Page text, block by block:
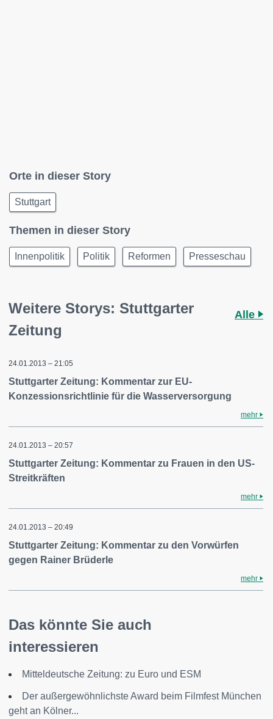
Orte in dieser Story
Stuttgart
Themen in dieser Story
Innenpolitik Politik Reformen Presseschau
Weitere Storys: Stuttgarter
Zeitung
Alle
24.01.2013 – 21:05
Stuttgarter Zeitung: Kommentar zur EU-
Konzessionsrichtlinie für die Wasserversorgung
mehr
24.01.2013 – 20:57
Stuttgarter Zeitung: Kommentar zu Frauen in den US-
Streitkräften
mehr
24.01.2013 – 20:49
Stuttgarter Zeitung: Kommentar zu den Vorwürfen
gegen Rainer Brüderle
mehr
Das könnte Sie auch
interessieren
Mitteldeutsche Zeitung: zu Euro und ESM
Der außergewöhnlichste Award beim Filmfest München
geht an Kölner...